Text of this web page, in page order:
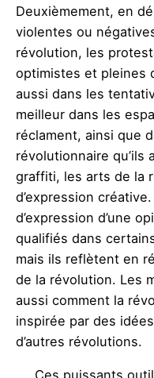
Deuxièmement, en
violentes ou
révolution, les
optimistes et pleines
aussi dans les
meilleur dans les
réclament, ainsi que
révolutionnaire qu’ils
graffiti, les arts de la
d’expression
d’expression d’une
qualifiés dans
mais ils reflètent en
de la révolution. Les
aussi comment la
inspirée par des
d’autres révolutions.